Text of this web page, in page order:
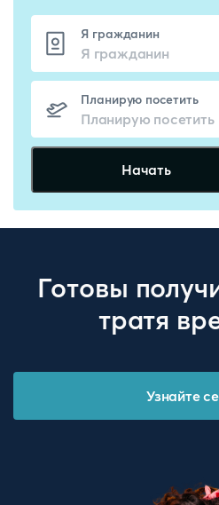
Я гражданин
Планирую посетить
Начать
Готовы
тратя
Узнайте